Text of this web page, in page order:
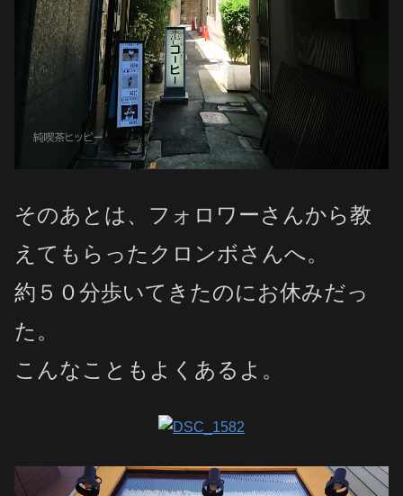
そのあとは、フォロワーさんから教
えてもらったクロンボさんへ。
約５０分歩いてきたのにお休みだっ
た。
こんなこともよくあるよ。